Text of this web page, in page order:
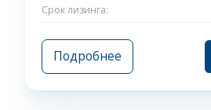
Срок лизинга:
Подробнее